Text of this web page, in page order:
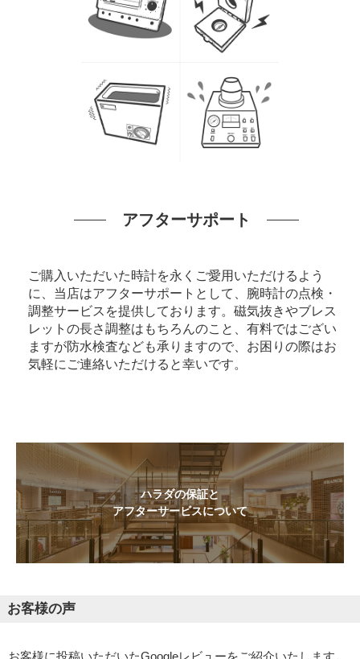
アフターサポート
ご購入いただいた時計を永くご愛用いただけるよう
に、当店はアフターサポートとして、腕時計の点検・
調整サービスを提供しております。磁気抜きやブレス
レットの長さ調整はもちろんのこと、有料ではござい
ますが防水検査なども承りますので、お困りの際はお
気軽にご連絡いただけると幸いです。
ハラダの保証と
アフターサービスについて
お客様の声
お客様に投稿いただいたGoogleレビューをご紹介いたします。